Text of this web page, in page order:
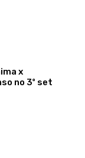
x
no 3º set